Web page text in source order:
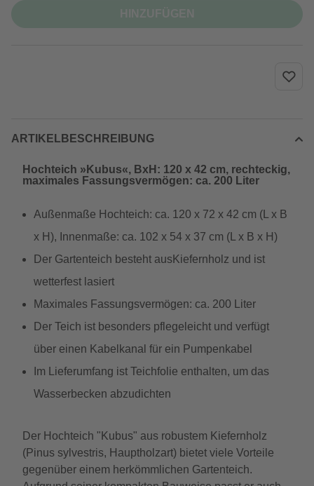
ARTIKELBESCHREIBUNG
Hochteich »Kubus«, BxH: 120 x 42 cm, rechteckig,
maximales Fassungsvermögen: ca. 200 Liter
Außenmaße Hochteich: ca. 120 x 72 x 42 cm (L x B
x H), Innenmaße: ca. 102 x 54 x 37 cm (L x B x H)
Der Gartenteich besteht ausKiefernholz und ist
wetterfest lasiert
Maximales Fassungsvermögen: ca. 200 Liter
Der Teich ist besonders pflegeleicht und verfügt
über einen Kabelkanal für ein Pumpenkabel
Im Lieferumfang ist Teichfolie enthalten, um das
Wasserbecken abzudichten
Der Hochteich "Kubus" aus robustem Kiefernholz
(Pinus sylvestris, Hauptholzart) bietet viele Vorteile
gegenüber einem herkömmlichen Gartenteich.